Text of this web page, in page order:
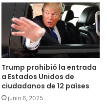
Trump prohibió la entrada
a Estados Unidos de
ciudadanos de 12 países
junio 6, 2025